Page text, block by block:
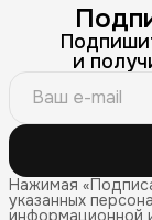
и
Нажимая
указанных
информационной